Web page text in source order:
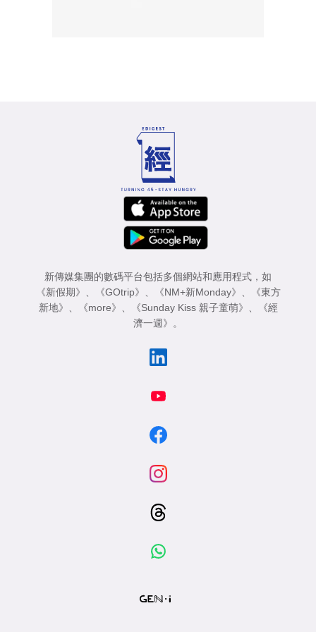
新傳媒集團的數碼平台包括多個網站和應用程式，如
《新假期》 、 《GOtrip》 、 《NM+新Monday》 、
《東方
新地》 、 《more》 、 《Sunday Kiss 親子童萌》 、
《經
濟一週》 。